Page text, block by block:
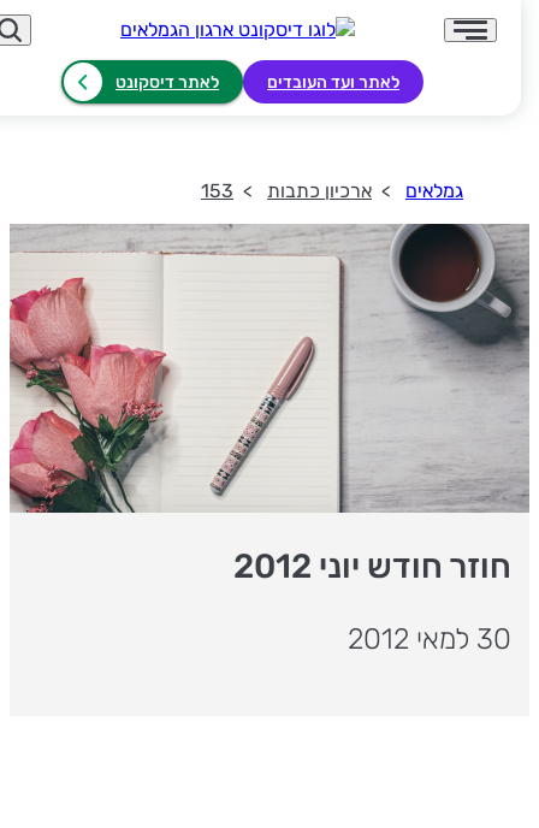
לאתר ועד העובדים לאתר דיסקונט
גמלאים ארכיון כתבות 153
חוזר חודש יוני 2012
30 למאי 2012